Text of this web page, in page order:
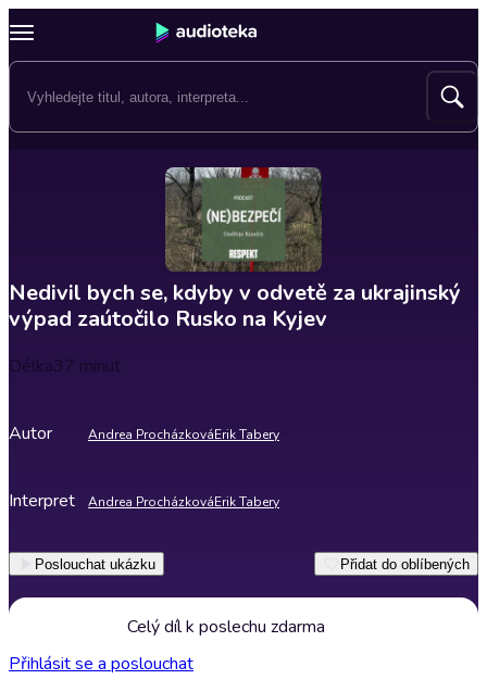
Nedivil bych se, kdyby v odvetě za ukrajinský
výpad zaútočilo Rusko na Kyjev
Délka37 minut
Autor Andrea ProcházkováErik Tabery
Interpret Andrea ProcházkováErik Tabery
Poslouchat ukázku Přidat do oblíbených
Celý díl k poslechu zdarma
Přihlásit se a poslouchat